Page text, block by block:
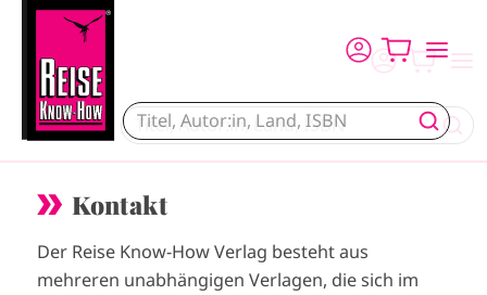
Kontakt
Der Reise Know-How Verlag besteht aus
mehreren unabhängigen Verlagen, die sich im